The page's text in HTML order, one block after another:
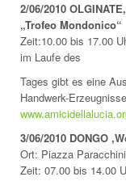
2/06/2010
„Trofeo Mondonico“
Zeit:10.00 bis 17.00
im Laufe des
Tages gibt es eine
Handwerk-
3/06/2010 DONGO
Ort: Piazza Paracchini
Zeit: 07.00 bis 14.00